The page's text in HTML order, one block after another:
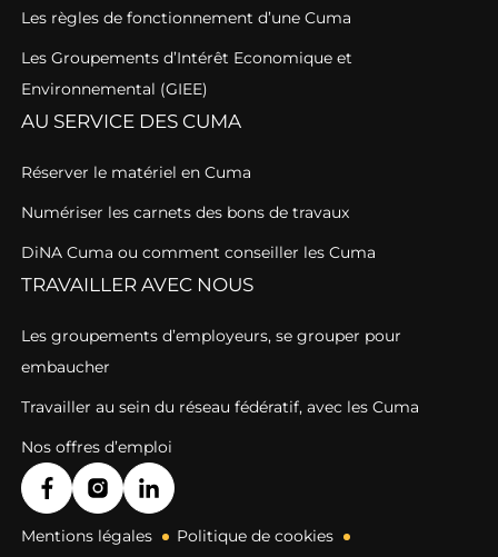
Les règles de fonctionnement d’une Cuma
Les Groupements d’Intérêt Economique et
Environnemental (GIEE)
AU SERVICE DES CUMA
Réserver le matériel en Cuma
Numériser les carnets des bons de travaux
DiNA Cuma ou comment conseiller les Cuma
TRAVAILLER AVEC NOUS
Les groupements d’employeurs, se grouper pour
embaucher
Travailler au sein du réseau fédératif, avec les Cuma
Nos offres d’emploi
Mentions légales
Politique de cookies